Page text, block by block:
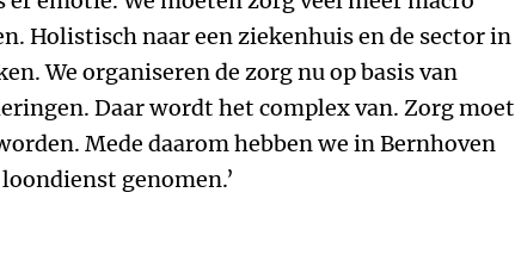
Holistisch naar een ziekenhuis en de sector in
We organiseren de zorg nu op basis van
Daar wordt het complex van. Zorg moet
Mede daarom hebben we in Bernhoven
genomen.’